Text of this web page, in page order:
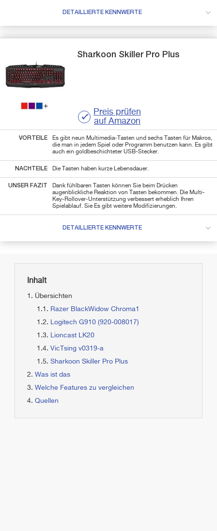
DETAILLIERTE KENNWERTE
Sharkoon Skiller Pro Plus
Preis prüfen
auf Amazon
VORTEILE
Es gibt neun Multimedia-Tasten und sechs Tasten für Makros,
die man in jedem Spiel oder Programm benutzen kann. Es gibt
auch ein goldbeschichteter USB-Stecker.
NACHTEILE Die Tasten haben kurze Lebensdauer.
UNSER FAZIT
Dank fühlbaren Tasten können Sie beim Drücken
augenblickliche Reaktion von Tasten bekommen. Die Multi-
Key-Rollover-Unterstützung verbessert erheblich Ihren
Spielablauf. Sie Es gibt weitere Modifizierungen.
DETAILLIERTE KENNWERTE
Inhalt
Übersichten
Razer BlackWidow Chroma1
Logitech G910 (920-008017)
Lioncast LK20
VicTsing v0319-a
Sharkoon Skiller Pro Plus
Was ist das
Welche Features zu vergleichen
Quellen